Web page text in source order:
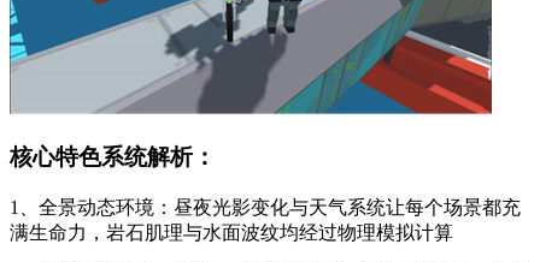
核心特色系统解析：
1、全景动态环境：昼夜光影变化与天气系统让每个场景都充
满生命力，岩石肌理与水面波纹均经过物理模拟计算